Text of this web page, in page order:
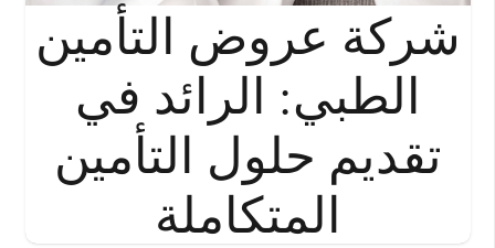
شركة عروض التأمين
الطبي: الرائد في
تقديم حلول التأمين
المتكاملة